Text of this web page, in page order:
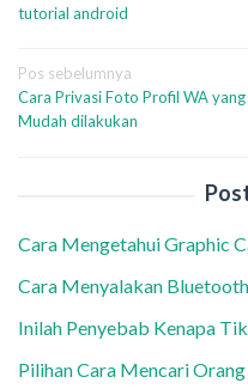
tutorial android
Navigasi
pos
Pos sebelumnya
Cara Privasi Foto Profil WA yang
Mudah dilakukan
Cara Mengetahui Graphic
Cara Menyalakan
Inilah Penyebab Kenapa
Pilihan Cara Mencari